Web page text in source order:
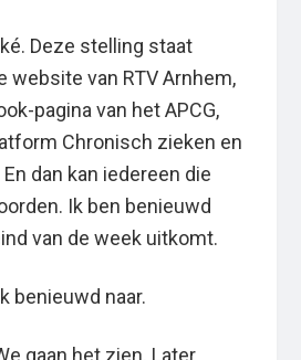
Deze stelling staat
website van RTV Arnhem,
pagina van het APCG,
Chronisch zieken en
dan kan iedereen die
Ik ben benieuwd
van de week uitkomt.
benieuwd naar.